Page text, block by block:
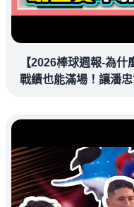
【2026棒球週報-為
戰績也能滿場！讓潘